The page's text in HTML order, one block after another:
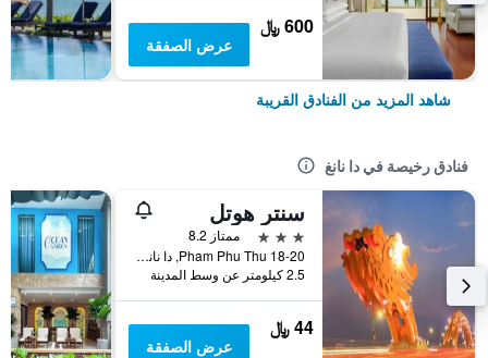
600 ﷼
عرض الصفقة
شاهد المزيد من الفنادق القريبة
فنادق رخيصة في دا نانغ
سنتر هوتل
3 نجوم
ممتاز 8.2
18-20 Pham Phu Thu, دا نانغ, فيتنام
2.5 كيلومتر عن وسط المدينة
44 ﷼
عرض الصفقة